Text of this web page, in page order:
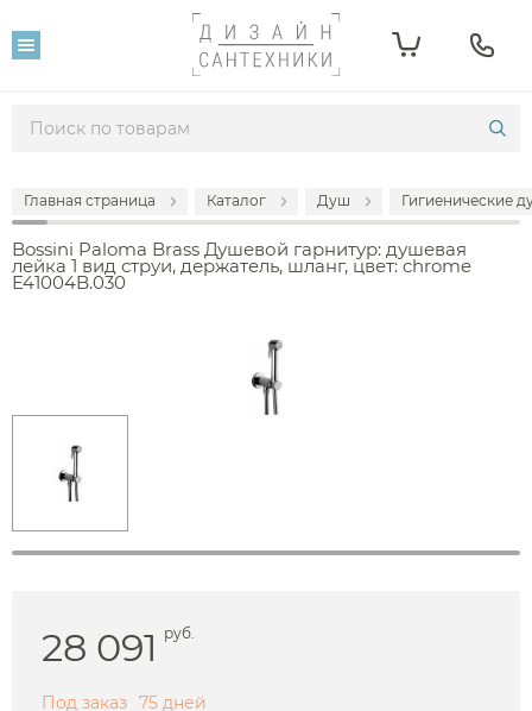
Главная страница Каталог Душ Гигиенические
Bossini Paloma Brass Душевой гарнитур: душевая
лейка 1 вид струи, держатель, шланг, цвет: chrome
E41004B.030
28 091 руб.
Под заказ 75 дней